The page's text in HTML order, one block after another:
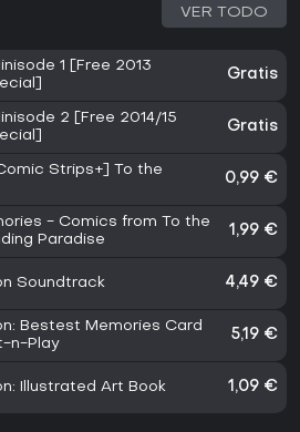
VER TODO
1 [Free 2013
Gratis
2 [Free 2014/15
Gratis
Strips+] To the
0,99 €
- Comics from To the
Paradise
1,99 €
Soundtrack 4,49 €
Bestest Memories Card
n-Play
5,19 €
Illustrated Art Book 1,09 €